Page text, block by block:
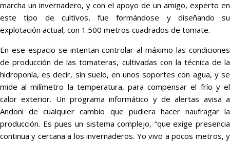
marcha un invernadero, y con el apoyo de un amigo, experto en
este tipo de cultivos, fue formándose y diseñando su
explotación actual, con 1.500 metros cuadrados de tomate.
En ese espacio se intentan controlar al máximo las condiciones
de producción de las tomateras, cultivadas con la técnica de la
hidroponía, es decir, sin suelo, en unos soportes con agua, y se
mide al milímetro la temperatura, para compensar el frío y el
calor exterior. Un programa informático y de alertas avisa a
Andoni de cualquier cambio que pudiera hacer naufragar la
producción. Es pues un sistema complejo, “que exige presencia
continua y cercana a los invernaderos. Yo vivo a pocos metros, y